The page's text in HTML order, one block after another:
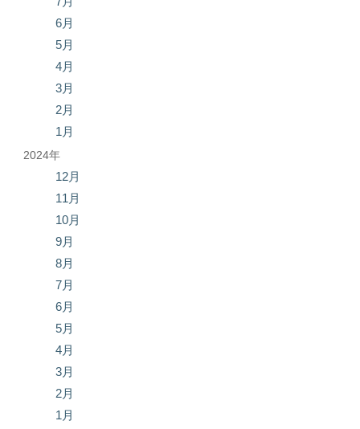
6月
5月
4月
3月
2月
1月
2024年
12月
11月
10月
9月
8月
7月
6月
5月
4月
3月
2月
1月